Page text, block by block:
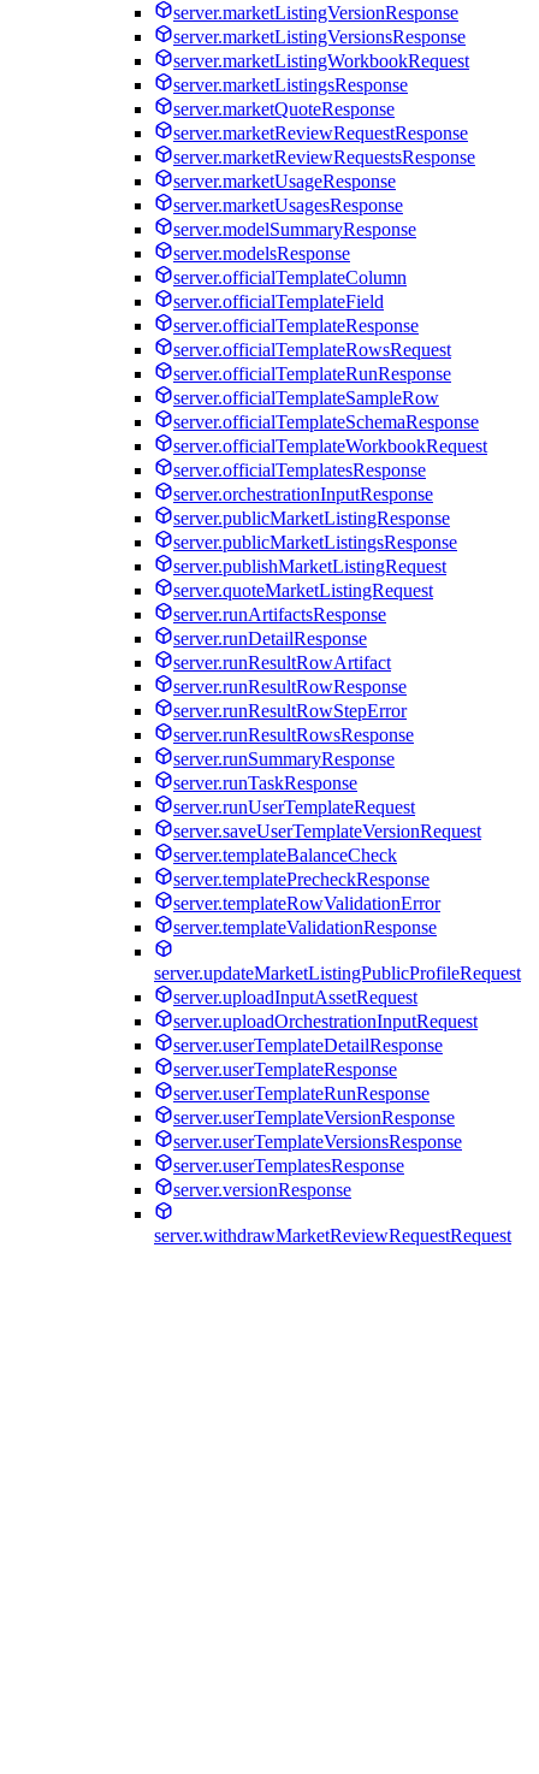
server.marketListingVersionResponse
server.marketListingVersionsResponse
server.marketListingWorkbookRequest
server.marketListingsResponse
server.marketQuoteResponse
server.marketReviewRequestResponse
server.marketReviewRequestsResponse
server.marketUsageResponse
server.marketUsagesResponse
server.modelSummaryResponse
server.modelsResponse
server.officialTemplateColumn
server.officialTemplateField
server.officialTemplateResponse
server.officialTemplateRowsRequest
server.officialTemplateRunResponse
server.officialTemplateSampleRow
server.officialTemplateSchemaResponse
server.officialTemplateWorkbookRequest
server.officialTemplatesResponse
server.orchestrationInputResponse
server.publicMarketListingResponse
server.publicMarketListingsResponse
server.publishMarketListingRequest
server.quoteMarketListingRequest
server.runArtifactsResponse
server.runDetailResponse
server.runResultRowArtifact
server.runResultRowResponse
server.runResultRowStepError
server.runResultRowsResponse
server.runSummaryResponse
server.runTaskResponse
server.runUserTemplateRequest
server.saveUserTemplateVersionRequest
server.templateBalanceCheck
server.templatePrecheckResponse
server.templateRowValidationError
server.templateValidationResponse
server.updateMarketListingPublicProfileRequest
server.uploadInputAssetRequest
server.uploadOrchestrationInputRequest
server.userTemplateDetailResponse
server.userTemplateResponse
server.userTemplateRunResponse
server.userTemplateVersionResponse
server.userTemplateVersionsResponse
server.userTemplatesResponse
server.versionResponse
server.withdrawMarketReviewRequestRequest